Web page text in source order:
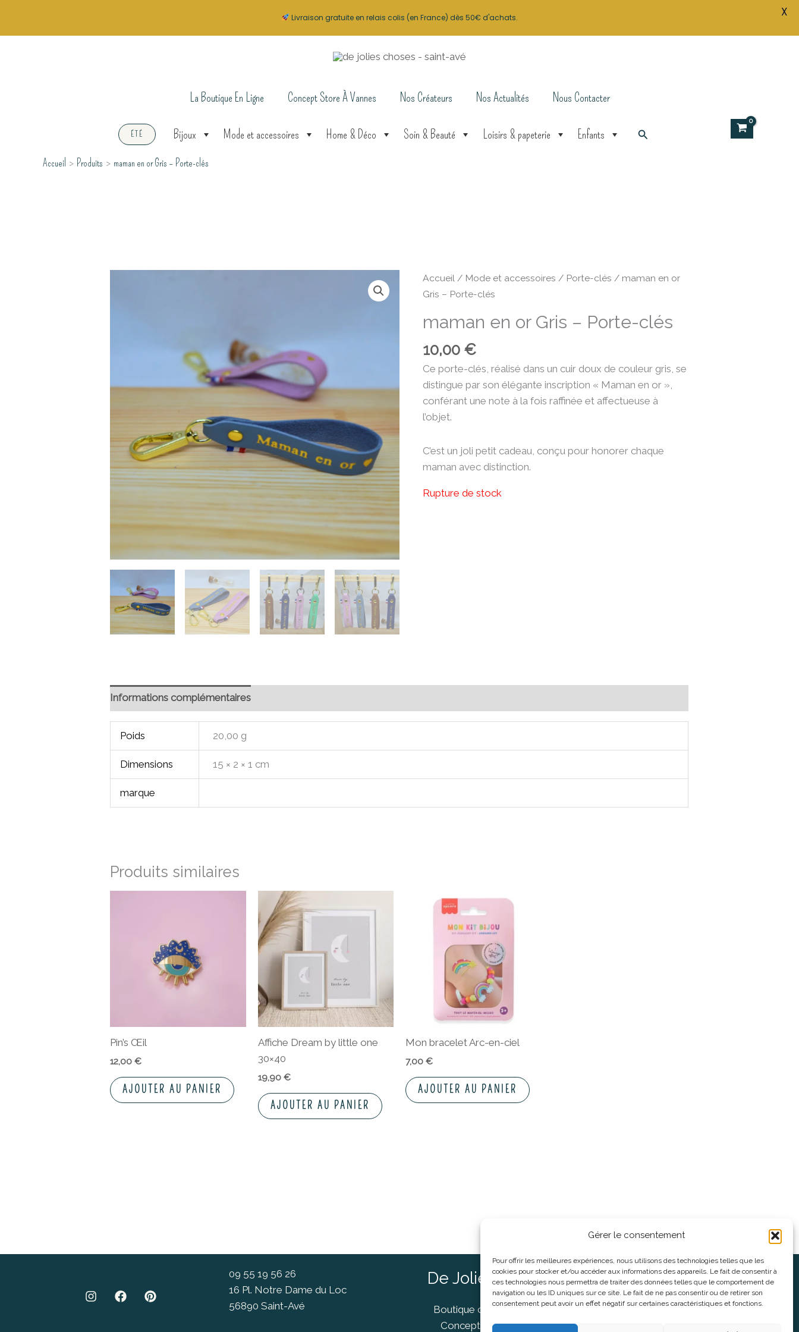
Gérer le consentement
Pour offrir les meilleures expériences, nous utilisons des technologies telles que les
cookies pour stocker et/ou accéder aux informations des appareils. Le fait de consentir à
ces technologies nous permettra de traiter des données telles que le comportement de
navigation ou les ID uniques sur ce site. Le fait de ne pas consentir ou de retirer son
consentement peut avoir un effet négatif sur certaines caractéristiques et fonctions.
La Boutique En Ligne Concept Store À Vannes Nos Créateurs Nos Actualités Nous Contacter
ÉTÉ Bijoux Mode et accessoires Home & Déco Soin & Beauté Loisirs & papeterie Enfants Rechercher
Accueil Produits maman en or Gris – Porte-clés
Accueil/ Mode et accessoires / Porte-clés / maman en or
Gris – Porte-clés
maman en or Gris – Porte-clés
10,00 €
Ce porte-clés, réalisé dans un cuir doux de couleur gris, se
distingue par son élégante inscription « Maman en or »,
conférant une note à la fois raffinée et affectueuse à
l’objet.
C’est un joli petit cadeau, conçu pour honorer chaque
maman avec distinction.
Rupture de stock
Informations complémentaires
Poids 20,00 g
Dimensions 15 × 2 × 1 cm
marque
Produits similaires
Pin’s Œil
12,00€
AJOUTER AU PANIER
Affiche Dream by little one
30×40
19,90 €
AJOUTER AU PANIER
Mon bracelet Arc-en-ciel
7,00 €
AJOUTER AU PANIER
09 55 19 56 26
16 Pl. Notre Dame du Loc
56890 Saint-Avé
De Jolies Choses
Boutique cadeaux Vannes
Concept Store Vannes
Informations légales
CGV
Livraison gratuite en relais colis (en France) dès 50€ d'achats. X